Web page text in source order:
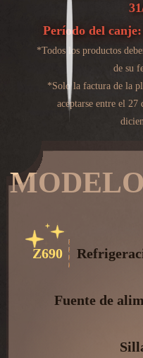
Período del
*Todos los productos
de su
*Solo la factura de la
aceptarse entre el
Z690
Fuente de